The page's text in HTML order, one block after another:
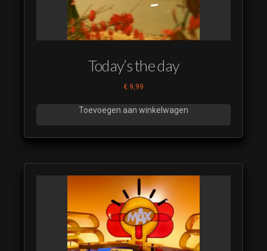
Today’s the day
€ 9,99
Toevoegen aan winkelwagen